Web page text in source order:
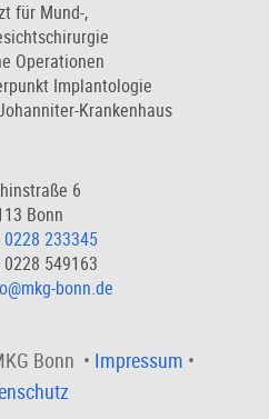
für Mund-,
Operationen
Implantologie
Krankenhaus
6
Bonn
0228 233345
549163
bonn.de
Bonn • Impressum •